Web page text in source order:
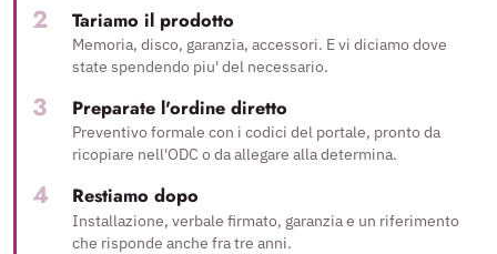
Tariamo il prodotto
Memoria, disco, garanzia, accessori. E vi diciamo dove
state spendendo piu' del necessario.
Preparate l'ordine diretto
Preventivo formale con i codici del portale, pronto da
ricopiare nell'ODC o da allegare alla determina.
Restiamo dopo
Installazione, verbale firmato, garanzia e un riferimento
che risponde anche fra tre anni.